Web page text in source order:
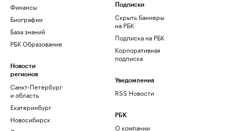
Финансы
Биографии
База знаний
РБК Образование
Новости
регионов
Санкт-Петербург
и область
Екатеринбург
Новосибирск
Подписки
Скрыть баннеры
на РБК
Подписка на РБК
Корпоративная
подписка
Уведомления
RSS Новости
РБК
О компании